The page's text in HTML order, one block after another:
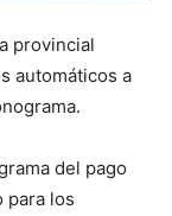
provincial
automáticos a
del pago
para los